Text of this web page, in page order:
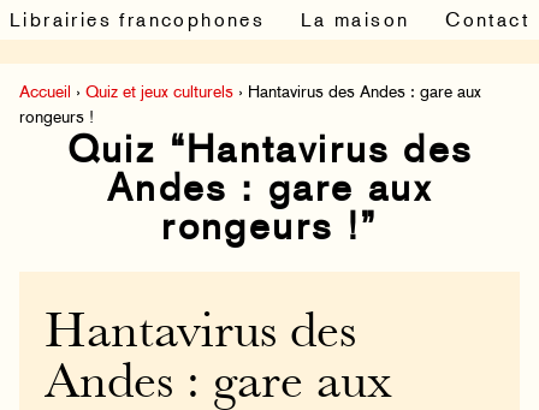
Librairies francophones
La maison Contact
Accueil › Quiz et jeux culturels › Hantavirus des Andes : gare aux
rongeurs !
Quiz “Hantavirus des
Andes : gare aux
rongeurs !”
Hantavirus des
Andes : gare aux